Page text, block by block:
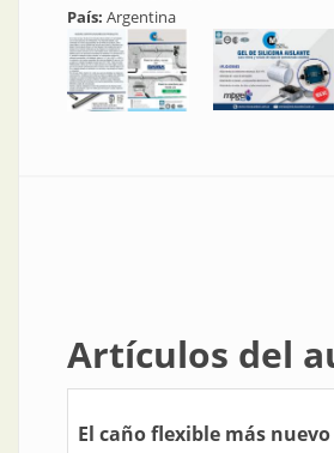
País: Argentina
Artículos del
El caño flexible más